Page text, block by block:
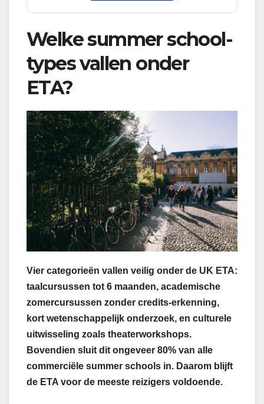
Welke summer school-
types vallen onder
ETA?
Vier categorieën vallen veilig onder de UK ETA:
taalcursussen tot 6 maanden, academische
zomercursussen zonder credits-erkenning,
kort wetenschappelijk onderzoek, en culturele
uitwisseling zoals theaterworkshops.
Bovendien sluit dit ongeveer 80% van alle
commerciële summer schools in. Daarom blijft
de ETA voor de meeste reizigers voldoende.